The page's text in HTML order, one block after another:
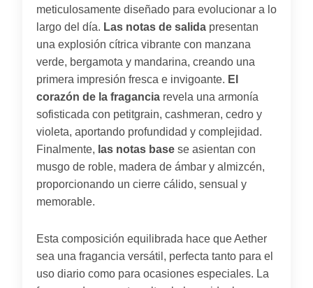
meticulosamente diseñado para evolucionar a lo
largo del día. Las notas de salida presentan
una explosión cítrica vibrante con manzana
verde, bergamota y mandarina, creando una
primera impresión fresca e invigoante. El
corazón de la fragancia revela una armonía
sofisticada con petitgrain, cashmeran, cedro y
violeta, aportando profundidad y complejidad.
Finalmente, las notas base se asientan con
musgo de roble, madera de ámbar y almizcén,
proporcionando un cierre cálido, sensual y
memorable.
Esta composición equilibrada hace que Aether
sea una fragancia versátil, perfecta tanto para el
uso diario como para ocasiones especiales. La